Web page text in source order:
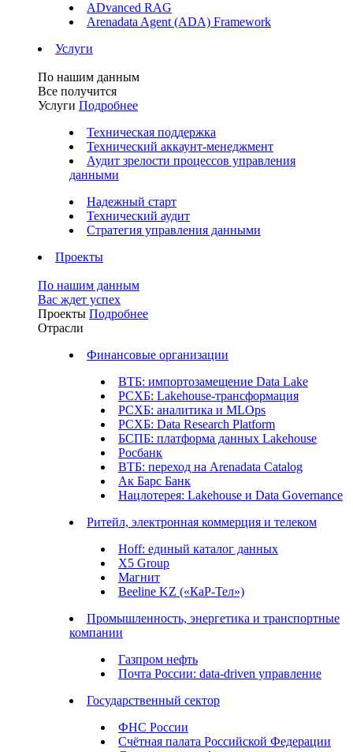
ADvanced RAG
Arenadata Agent (ADA) Framework
Услуги
По нашим данным
Все получится
Услуги Подробнее
Техническая поддержка
Технический аккаунт-менеджмент
Аудит зрелости процессов управления
данными
Надежный старт
Технический аудит
Стратегия управления данными
Проекты
По нашим данным
Вас ждет успех
Проекты Подробнее
Отрасли
Финансовые организации
ВТБ: импортозамещение Data Lake
РСХБ: Lakehouse-трансформация
РСХБ: аналитика и MLOps
РСХБ: Data Research Platform
БСПБ: платформа данных Lakehouse
Росбанк
ВТБ: переход на Arenadata Catalog
Ак Барс Банк
Нацлотерея: Lakehouse и Data Governance
Ритейл, электронная коммерция и телеком
Hoff: единый каталог данных
X5 Group
Магнит
Beeline KZ («КаР-Тел»)
Промышленность, энергетика и транспортные
компании
Газпром нефть
Почта России: data-driven управление
Государственный сектор
ФНС России
Счётная палата Российской Федерации